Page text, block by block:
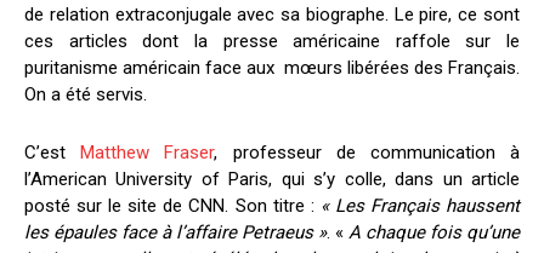
de relation extraconjugale avec sa biographe. Le pire, ce sont
ces articles dont la presse américaine raffole sur le
puritanisme américain face aux mœurs libérées des Français.
On a été servis.
C’estMatthew Fraser, professeur de communication à
l’American University of Paris, qui s’y colle, dans un article
posté sur le site de CNN. Son titre : « Les Français haussent
les épaules face à l’affaire Petraeus ». « A chaque fois qu’une